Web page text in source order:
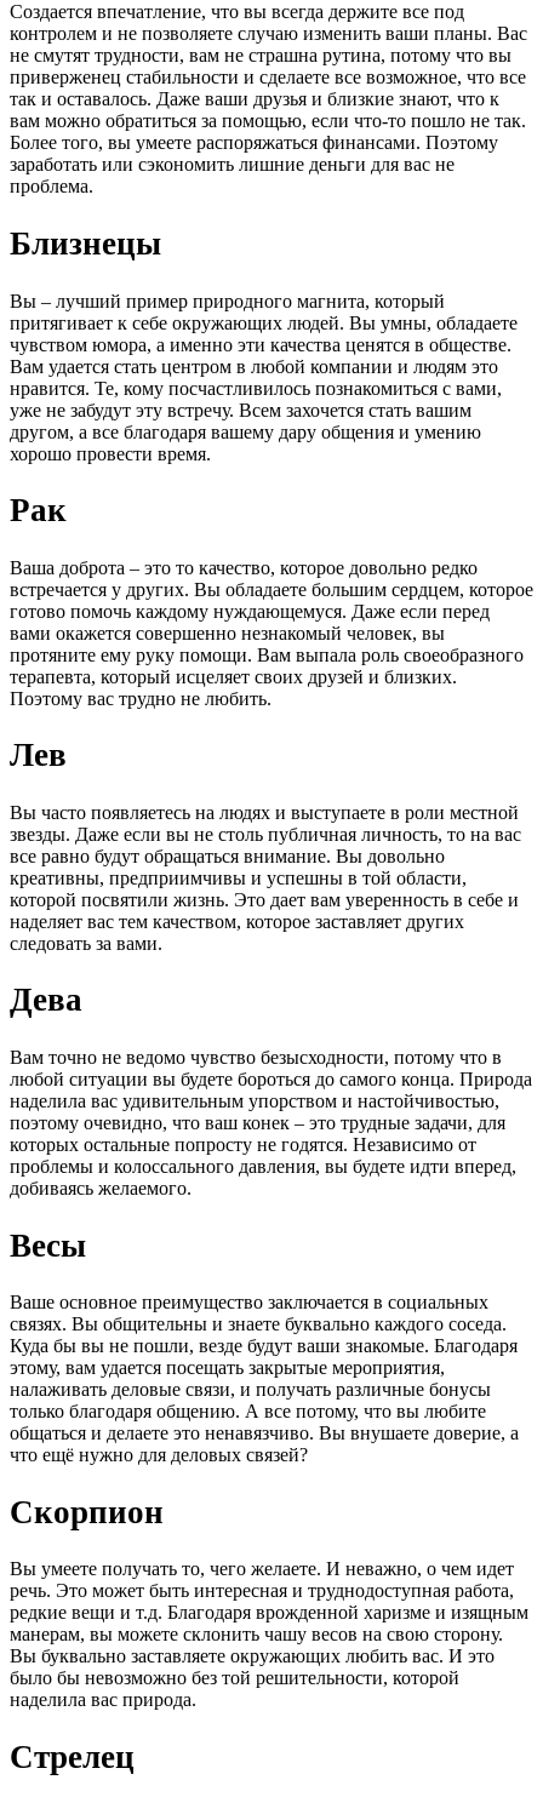
Создается впечатление, что вы всегда держите все под
контролем и не позволяете случаю изменить ваши планы. Вас
не смутят трудности, вам не страшна рутина, потому что вы
приверженец стабильности и сделаете все возможное, что все
так и оставалось. Даже ваши друзья и близкие знают, что к
вам можно обратиться за помощью, если что-то пошло не так.
Более того, вы умеете распоряжаться финансами. Поэтому
заработать или сэкономить лишние деньги для вас не
проблема.
Близнецы
Вы – лучший пример природного магнита, который
притягивает к себе окружающих людей. Вы умны, обладаете
чувством юмора, а именно эти качества ценятся в обществе.
Вам удается стать центром в любой компании и людям это
нравится. Те, кому посчастливилось познакомиться с вами,
уже не забудут эту встречу. Всем захочется стать вашим
другом, а все благодаря вашему дару общения и умению
хорошо провести время.
Рак
Ваша доброта – это то качество, которое довольно редко
встречается у других. Вы обладаете большим сердцем, которое
готово помочь каждому нуждающемуся. Даже если перед
вами окажется совершенно незнакомый человек, вы
протяните ему руку помощи. Вам выпала роль своеобразного
терапевта, который исцеляет своих друзей и близких.
Поэтому вас трудно не любить.
Лев
Вы часто появляетесь на людях и выступаете в роли местной
звезды. Даже если вы не столь публичная личность, то на вас
все равно будут обращаться внимание. Вы довольно
креативны, предприимчивы и успешны в той области,
которой посвятили жизнь. Это дает вам уверенность в себе и
наделяет вас тем качеством, которое заставляет других
следовать за вами.
Дева
Вам точно не ведомо чувство безысходности, потому что в
любой ситуации вы будете бороться до самого конца. Природа
наделила вас удивительным упорством и настойчивостью,
поэтому очевидно, что ваш конек – это трудные задачи, для
которых остальные попросту не годятся. Независимо от
проблемы и колоссального давления, вы будете идти вперед,
добиваясь желаемого.
Весы
Ваше основное преимущество заключается в социальных
связях. Вы общительны и знаете буквально каждого соседа.
Куда бы вы не пошли, везде будут ваши знакомые. Благодаря
этому, вам удается посещать закрытые мероприятия,
налаживать деловые связи, и получать различные бонусы
только благодаря общению. А все потому, что вы любите
общаться и делаете это ненавязчиво. Вы внушаете доверие, а
что ещё нужно для деловых связей?
Скорпион
Вы умеете получать то, чего желаете. И неважно, о чем идет
речь. Это может быть интересная и труднодоступная работа,
редкие вещи и т.д. Благодаря врожденной харизме и изящным
манерам, вы можете склонить чашу весов на свою сторону.
Вы буквально заставляете окружающих любить вас. И это
было бы невозможно без той решительности, которой
наделила вас природа.
Стрелец